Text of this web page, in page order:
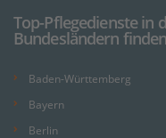
Top-Pflegedienste in
Bundesländern finden
Baden-Württemberg
Bayern
Berlin